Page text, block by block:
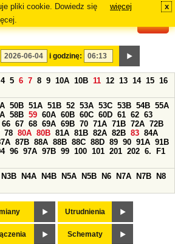
pliki cookie. Dowiedz się
więcej x
i godzinę:
4 5 6 7 8 9 10A 10B 11 12 13 14 15 16
50B 51A 51B 52 53A 53C 53B 54B 55A
58B 59 60A 60B 60C 60D 61 62 63
66 67 68 69A 69B 70 71A 71B 72A 72B
78 80A 80B 81A 81B 82A 82B 83 84A
87B 88A 88B 88C 88D 89 90 91A 91B
96 97A 97B 99 100 101 201 202 6.
F1
N3B N4A N4B N5A N5B N6 N7A N7B
N8
Utrudnienia
Schematy